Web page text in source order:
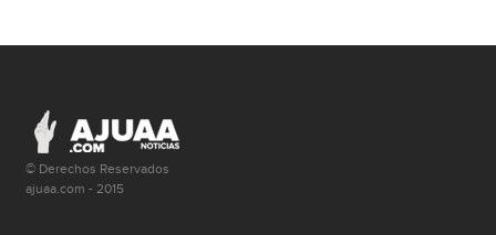
© Derechos Reservados
ajuaa.com - 2015